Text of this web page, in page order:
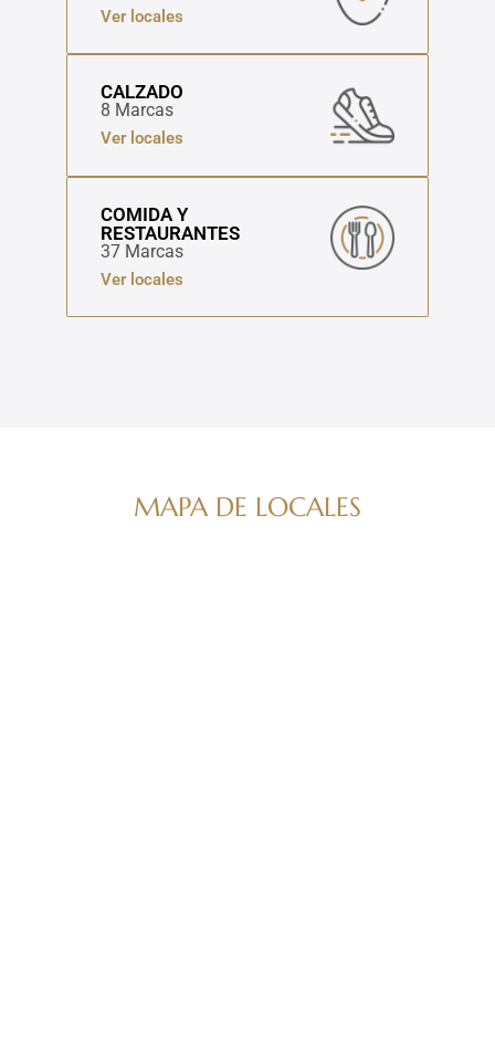
Ver locales
CALZADO
8 Marcas
Ver locales
COMIDA Y
RESTAURANTES
37 Marcas
Ver locales
MAPA DE LOCALES